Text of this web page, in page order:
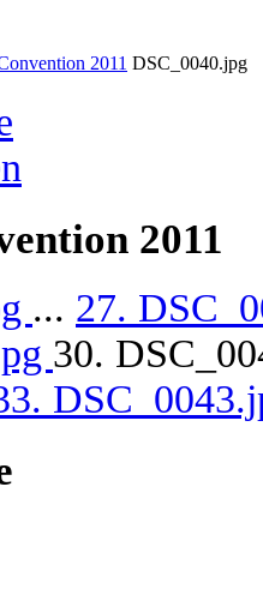
2011 DSC_0040.jpg
2011
... 27.
30.